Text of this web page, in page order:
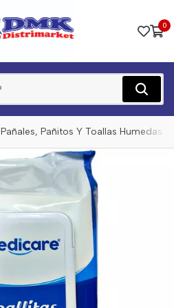
0
Pañales, Pañitos Y Toallas Humedas